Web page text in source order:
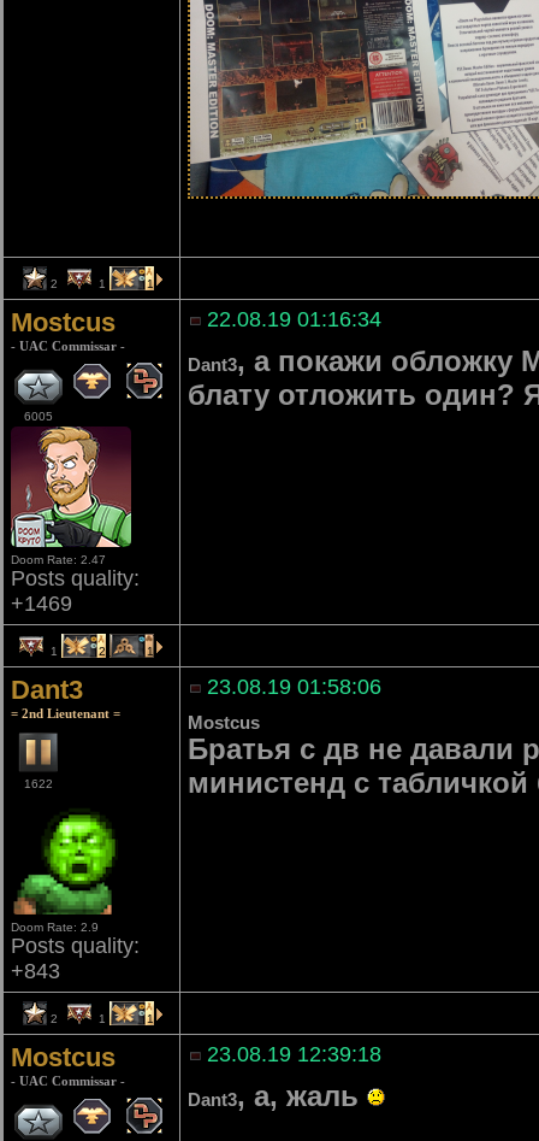
2 1 1
Mostcus
- UAC Commissar -
6005
Doom Rate: 2.47
Posts quality:
+1469
22.08.19 01:16:34
Dant3, а покажи обложку
блату отложить один?
1 2 1
Dant3
= 2nd Lieutenant =
1622
Doom Rate: 2.9
Posts quality:
+843
23.08.19 01:58:06
Mostcus
Братья с дв не давали
министенд с
2 1 1
Mostcus
- UAC Commissar -
23.08.19 12:39:18
Dant3, а, жаль